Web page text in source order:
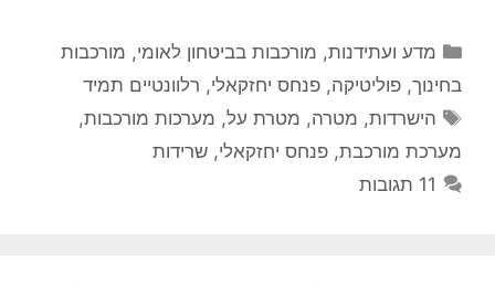
קטגוריות
מדע ועתידנות, מורכבות בביטחון לאומי, מורכבות
בחינוך, פוליטיקה, פנחס יחזקאלי, רלוונטיים תמיד
תגיות
הישרדות, מטרה, מטרת על, מערכות מורכבות,
מערכת מורכבת, פנחס יחזקאלי, שרידות
11 תגובות